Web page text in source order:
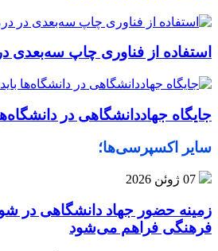
استفاده از فناوری چاپ سه‌بعدی در
جایگاه جهاددانشگاهی در
سایر اکسپرسی‌ها؛
07 ژوئن 2026
زمینه حضور جهاد دانشگاهی در
فرهنگی فراهم می‌شود